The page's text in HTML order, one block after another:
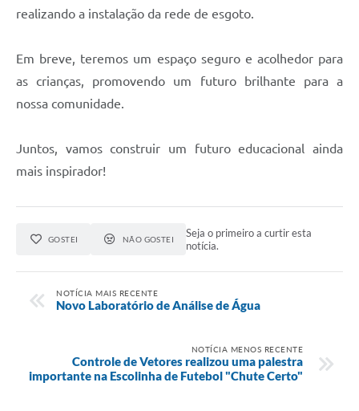
realizando a instalação da rede de esgoto.
Em breve, teremos um espaço seguro e acolhedor para
as crianças, promovendo um futuro brilhante para a
nossa comunidade.
Juntos, vamos construir um futuro educacional ainda
mais inspirador!
GOSTEI NÃO GOSTEI
Seja o primeiro a curtir esta
notícia.
NOTÍCIA MAIS RECENTE
Novo Laboratório de Análise de Água
NOTÍCIA MENOS RECENTE
Controle de Vetores realizou uma palestra
importante na Escolinha de Futebol "Chute Certo"